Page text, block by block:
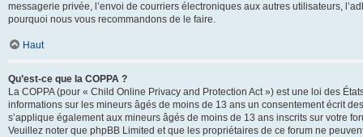
messagerie privée, l’envoi de courriers électroniques aux autres utilisateurs,
pourquoi nous vous recommandons de le faire.
Haut
Qu’est-ce que la COPPA ?
La COPPA (pour « Child Online Privacy and Protection Act ») est une loi des
informations sur les mineurs âgés de moins de 13 ans un consentement écrit
s’applique également aux mineurs âgés de moins de 13 ans inscrits sur votre
Veuillez noter que phpBB Limited et que les propriétaires de ce forum ne